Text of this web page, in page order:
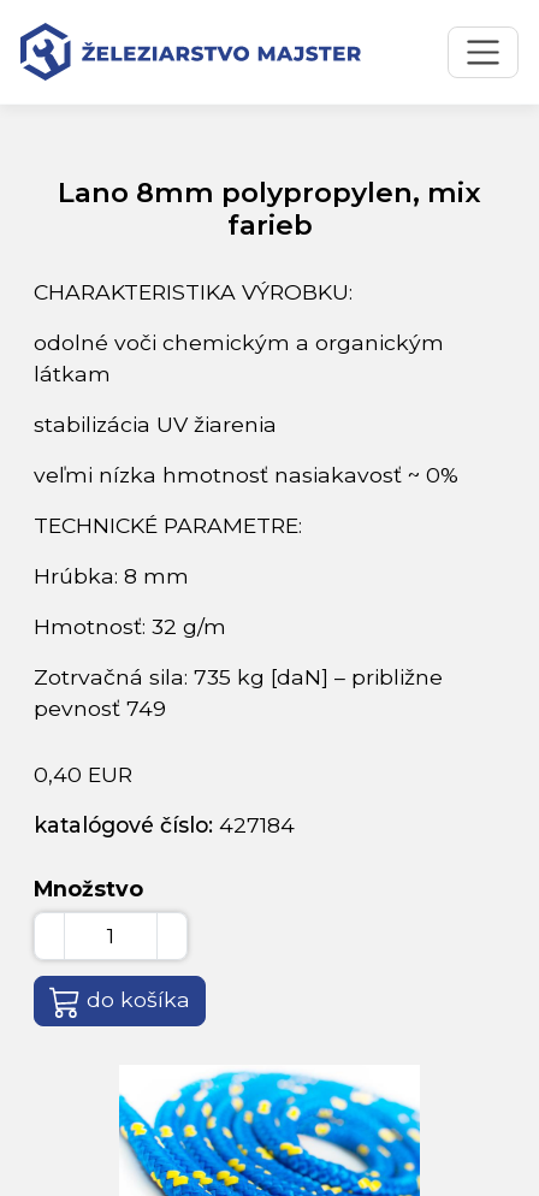
Preskočiť na obsah
Preskočiť na hlavné menu
Úvodná stránka
Lano 8mm polypropylen, mix farieb
Lano 8mm polypropylen, mix
farieb
CHARAKTERISTIKA VÝROBKU:
odolné voči chemickým a organickým
látkam
stabilizácia UV žiarenia
veľmi nízka hmotnosť nasiakavosť ~ 0%
TECHNICKÉ PARAMETRE:
Hrúbka: 8 mm
Hmotnosť: 32 g/m
Zotrvačná sila: 735 kg [daN] – približne
pevnosť 749
0,40 EUR
katalógové číslo: 427184
Množstvo
do košíka